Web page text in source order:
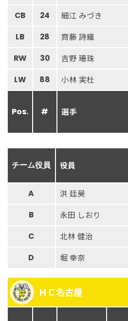
CB 24 細江 みづき
LB 28 齊藤 詩織
RW 30 吉野 珊珠
LW 88 小林 実杜
Pos. # 選手
チーム役員 役員
A 洪 廷昊
B 永田 しおり
C 北林 健治
D 堀 幸奈
ＨＣ名古屋